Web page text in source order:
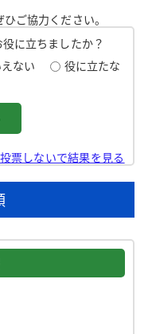
ご協力ください。
に立ちましたか？
ない
役に立たな
投票しないで結果を見る